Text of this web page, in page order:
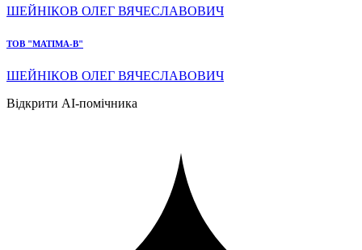
ШЕЙНІКОВ ОЛЕГ ВЯЧЕСЛАВОВИЧ
ТОВ "МАТІМА-В"
ШЕЙНІКОВ ОЛЕГ ВЯЧЕСЛАВОВИЧ
Відкрити AI-помічника